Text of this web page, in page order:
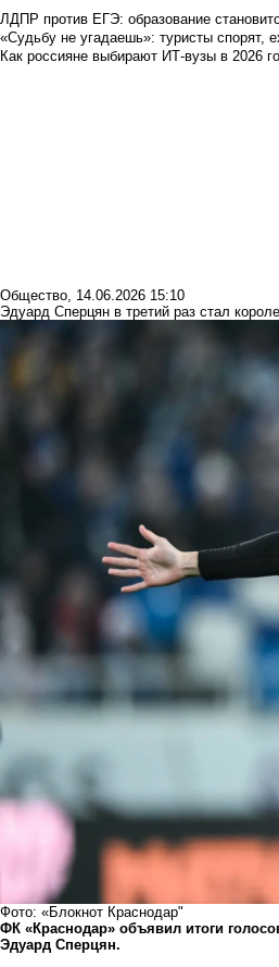
ЛДПР против ЕГЭ: образование
«Судьбу не угадаешь»: туристы спорят,
Как россияне выбирают ИТ-вузы в 2026
Общество, 14.06.2026 15:10
Эдуард Сперцян в третий раз стал
Фото: «Блокнот Краснодар"
ФК «Краснодар» объявил итоги
Эдуард Сперцян.